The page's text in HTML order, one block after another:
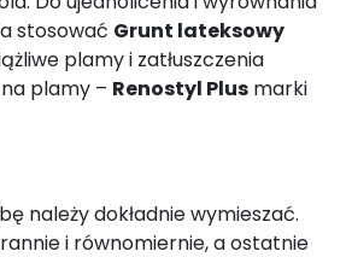
stosować Grunt lateksowy
plamy i zatłuszczenia
plamy – Renostyl Plus marki
należy dokładnie wymieszać.
i równomiernie, a ostatnie